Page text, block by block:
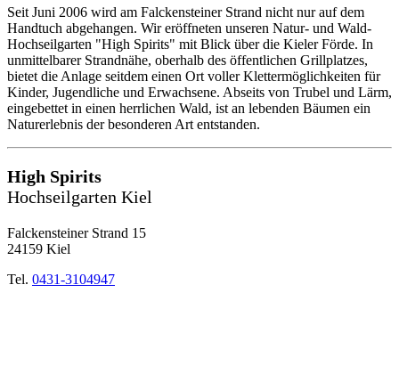
Seit Juni 2006 wird am Falckensteiner Strand nicht nur auf dem
Handtuch abgehangen. Wir eröffneten unseren Natur- und Wald-
Hochseilgarten "High Spirits" mit Blick über die Kieler Förde. In
unmittelbarer Strandnähe, oberhalb des öffentlichen Grillplatzes,
bietet die Anlage seitdem einen Ort voller Klettermöglichkeiten für
Kinder, Jugendliche und Erwachsene. Abseits von Trubel und Lärm,
eingebettet in einen herrlichen Wald, ist an lebenden Bäumen ein
Naturerlebnis der besonderen Art entstanden.
High Spirits
Hochseilgarten Kiel
Falckensteiner Strand 15
24159 Kiel
Tel. 0431-3104947